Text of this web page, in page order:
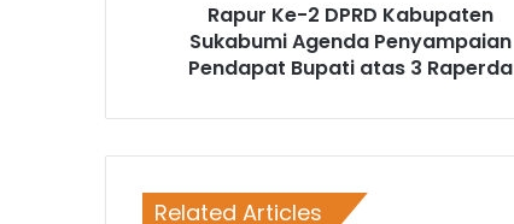
Rapur Ke-2 DPRD Kabupaten
Sukabumi Agenda Penyampaian
Pendapat Bupati atas 3 Raperda
Related Articles